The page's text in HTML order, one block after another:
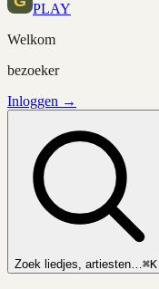
PLAY
Welkom
bezoeker
Inloggen →
Zoek liedjes, artiesten…⌘K